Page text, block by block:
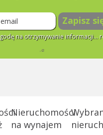
Zapisz
na otrzymywanie informacji...
Nieruchomości
na wynajem